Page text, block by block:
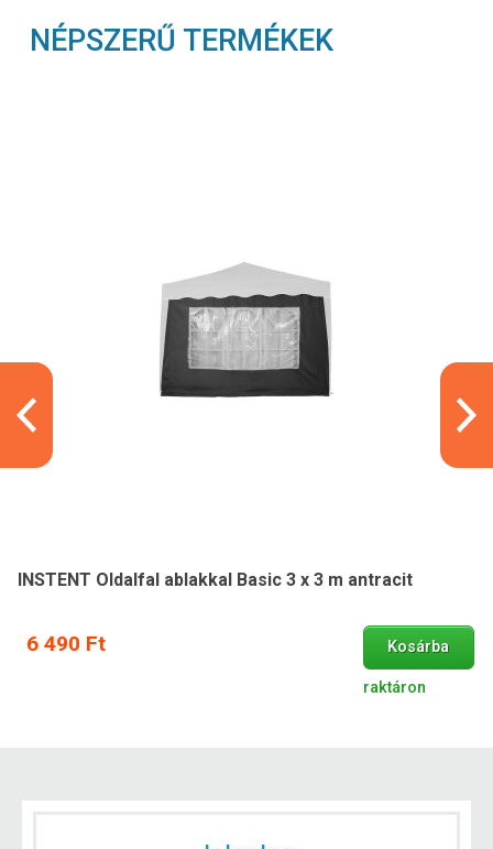
NÉPSZERŰ TERMÉKEK
INSTENT Oldalfal ablakkal Basic 3 x 3 m antracit
6 490 Ft Kosárba
raktáron